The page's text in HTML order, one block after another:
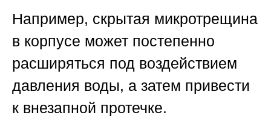
Например, скрытая микротрещина
в корпусе может постепенно
расширяться под воздействием
давления воды, а затем привести
к внезапной протечке.